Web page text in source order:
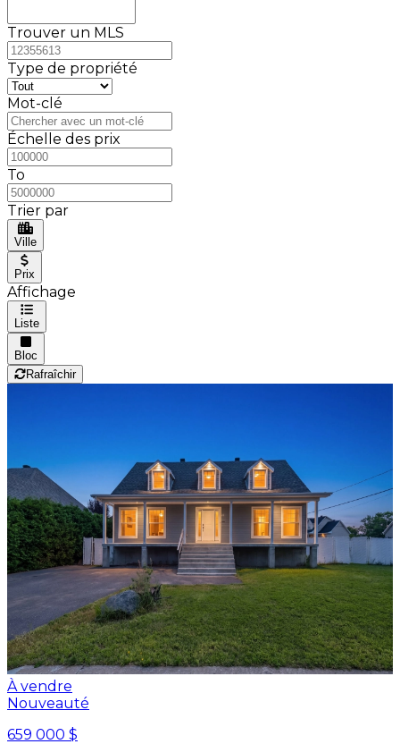
Trouver un MLS
Type de propriété
Mot-clé
Échelle des prix
To
Trier par
Ville
Prix
Affichage
Liste
Bloc
Rafraîchir
À vendre
Nouveauté
659 000 $